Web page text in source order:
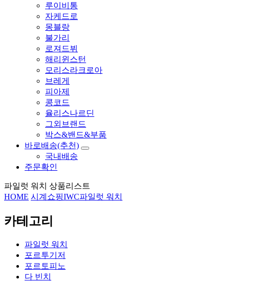
루이비통
자케드로
몽블랑
불가리
로져드뷔
해리윈스턴
모리스라크로아
브레게
피아제
콩코드
율리스나르딘
그외브랜드
박스&밴드&부품
바로배송(추천)
국내배송
주문확인
파일럿 워치 상품리스트
HOME 시계쇼핑IWC파일럿 워치
카테고리
파일럿 워치
포르투기저
포르토피노
다 빈치